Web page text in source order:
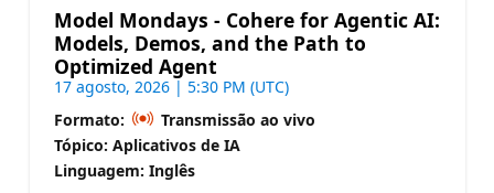
Model Mondays - Cohere for Agentic AI:
Models, Demos, and the Path to
Optimized Agent
17 agosto, 2026 | 5:30 PM (UTC)
Formato:
Transmissão ao vivo
Tópico: Aplicativos de IA
Linguagem: Inglês